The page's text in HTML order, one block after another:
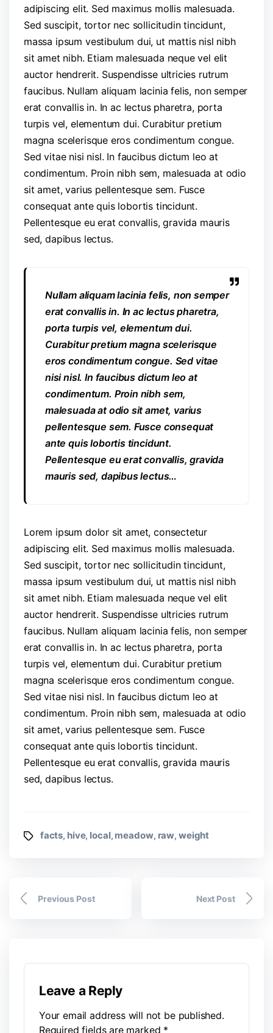
adipiscing elit. Sed maximus mollis malesuada.
Sed suscipit, tortor nec sollicitudin tincidunt,
massa ipsum vestibulum dui, ut mattis nisl nibh
sit amet nibh. Etiam malesuada neque vel elit
auctor hendrerit. Suspendisse ultricies rutrum
faucibus. Nullam aliquam lacinia felis, non semper
erat convallis in. In ac lectus pharetra, porta
turpis vel, elementum dui. Curabitur pretium
magna scelerisque eros condimentum congue.
Sed vitae nisi nisl. In faucibus dictum leo at
condimentum. Proin nibh sem, malesuada at odio
sit amet, varius pellentesque sem. Fusce
consequat ante quis lobortis tincidunt.
Pellentesque eu erat convallis, gravida mauris
sed, dapibus lectus.
Nullam aliquam lacinia felis, non semper
erat convallis in. In ac lectus pharetra,
porta turpis vel, elementum dui.
Curabitur pretium magna scelerisque
eros condimentum congue. Sed vitae
nisi nisl. In faucibus dictum leo at
condimentum. Proin nibh sem,
malesuada at odio sit amet, varius
pellentesque sem. Fusce consequat
ante quis lobortis tincidunt.
Pellentesque eu erat convallis, gravida
mauris sed, dapibus lectus…
Lorem ipsum dolor sit amet, consectetur
adipiscing elit. Sed maximus mollis malesuada.
Sed suscipit, tortor nec sollicitudin tincidunt,
massa ipsum vestibulum dui, ut mattis nisl nibh
sit amet nibh. Etiam malesuada neque vel elit
auctor hendrerit. Suspendisse ultricies rutrum
faucibus. Nullam aliquam lacinia felis, non semper
erat convallis in. In ac lectus pharetra, porta
turpis vel, elementum dui. Curabitur pretium
magna scelerisque eros condimentum congue.
Sed vitae nisi nisl. In faucibus dictum leo at
condimentum. Proin nibh sem, malesuada at odio
sit amet, varius pellentesque sem. Fusce
consequat ante quis lobortis tincidunt.
Pellentesque eu erat convallis, gravida mauris
sed, dapibus lectus.
facts, hive, local, meadow, raw, weight
Previous Post Next Post
Leave a Reply
Your email address will not be published.
Required fields are marked *